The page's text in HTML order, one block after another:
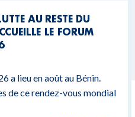
AU RESTE DU
LE FORUM
a lieu en août au Bénin.
de ce rendez-vous mondial